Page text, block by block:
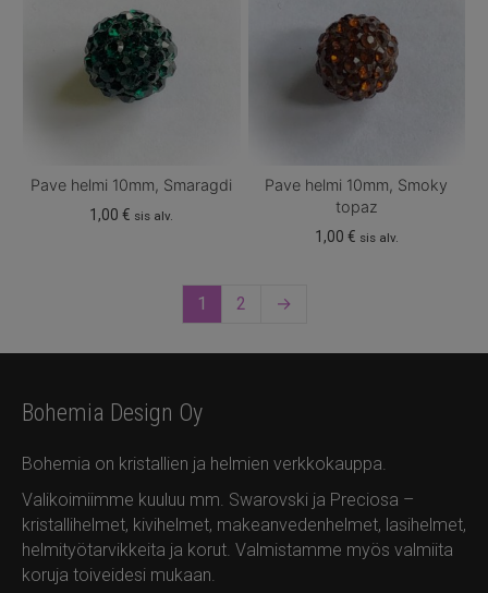
Pave helmi 10mm, Smaragdi
1,00€ sis alv.
Pave helmi 10mm, Smoky
topaz
1,00 € sis alv.
1 2 →
Bohemia Design Oy
Bohemia on kristallien ja helmien verkkokauppa.
Valikoimiimme kuuluu mm. Swarovski ja Preciosa –
kristallihelmet, kivihelmet, makeanvedenhelmet, lasihelmet,
helmityötarvikkeita ja korut. Valmistamme myös valmiita
koruja toiveidesi mukaan.